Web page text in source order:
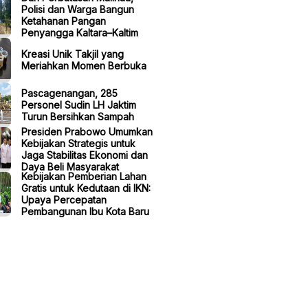
Polisi dan Warga Bangun
Ketahanan Pangan
Penyangga Kaltara–Kaltim
Kreasi Unik Takjil yang
Meriahkan Momen Berbuka
Pascagenangan, 285
Personel Sudin LH Jaktim
Turun Bersihkan Sampah
Presiden Prabowo Umumkan
Kebijakan Strategis untuk
Jaga Stabilitas Ekonomi dan
Daya Beli Masyarakat
Kebijakan Pemberian Lahan
Gratis untuk Kedutaan di IKN:
Upaya Percepatan
Pembangunan Ibu Kota Baru